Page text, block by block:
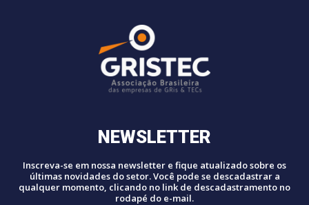
NEWSLETTER
Inscreva-se em nossa newsletter e fique atualizado sobre os
últimas novidades do setor. Você pode se descadastrar a
qualquer momento, clicando no link de descadastramento no
rodapé do e-mail.